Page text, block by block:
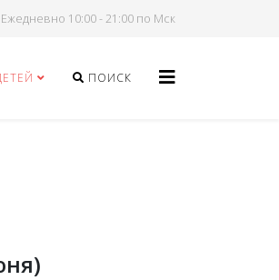
Ежедневно 10:00 - 21:00 по Мск
ПОИСК